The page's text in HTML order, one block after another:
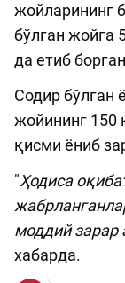
жойларининг
бўлган жойга
да етиб
Содир бўлган
жойининг 150
қисми ёниб
"Ҳодиса
моддий зарар
хабарда.